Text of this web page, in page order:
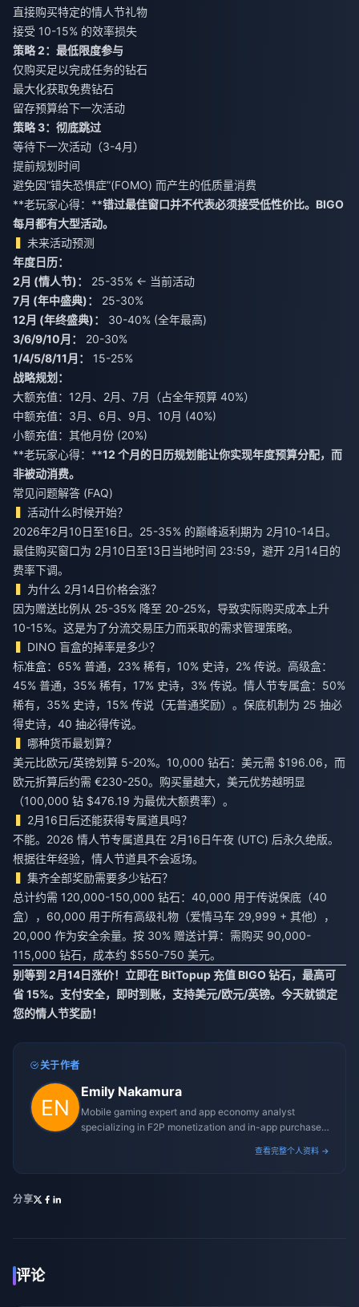
直接购买特定的情人节礼物
接受 10-15% 的效率损失
策略 2：最低限度参与
仅购买足以完成任务的钻石
最大化获取免费钻石
留存预算给下一次活动
策略 3：彻底跳过
等待下一次活动（3-4月）
提前规划时间
避免因“错失恐惧症”(FOMO) 而产生的低质量消费
**老玩家心得：**错过最佳窗口并不代表必须接受低性价比。BIGO
每月都有大型活动。
未来活动预测
年度日历：
2月 (情人节)：
25-35% ← 当前活动
7月 (年中盛典)：
25-30%
12月 (年终盛典)：
30-40% (全年最高)
3/6/9/10月：
20-30%
1/4/5/8/11月：
15-25%
战略规划：
大额充值：12月、2月、7月（占全年预算 40%）
中额充值：3月、6月、9月、10月 (40%)
小额充值：其他月份 (20%)
**老玩家心得：**12 个月的日历规划能让你实现年度预算分配，而
非被动消费。
常见问题解答 (FAQ)
活动什么时候开始？
2026年2月10日至16日。25-35% 的巅峰返利期为 2月10-14日。
最佳购买窗口为 2月10日至13日当地时间 23:59，避开 2月14日的
费率下调。
为什么 2月14日价格会涨？
因为赠送比例从 25-35% 降至 20-25%，导致实际购买成本上升
10-15%。这是为了分流交易压力而采取的需求管理策略。
DINO 盲盒的掉率是多少？
标准盒：65% 普通，23% 稀有，10% 史诗，2% 传说。高级盒：
45% 普通，35% 稀有，17% 史诗，3% 传说。情人节专属盒：50%
稀有，35% 史诗，15% 传说（无普通奖励）。保底机制为 25 抽必
得史诗，40 抽必得传说。
哪种货币最划算？
美元比欧元/英镑划算 5-20%。10,000 钻石：美元需 $196.06，而
欧元折算后约需 €230-250。购买量越大，美元优势越明显
（100,000 钻 $476.19 为最优大额费率）。
2月16日后还能获得专属道具吗？
不能。2026 情人节专属道具在 2月16日午夜 (UTC) 后永久绝版。
根据往年经验，情人节道具不会返场。
集齐全部奖励需要多少钻石？
总计约需 120,000-150,000 钻石：40,000 用于传说保底（40
盒），60,000 用于所有高级礼物（爱情马车 29,999 + 其他），
20,000 作为安全余量。按 30% 赠送计算：需购买 90,000-
115,000 钻石，成本约 $550-750 美元。
别等到 2月14日涨价！立即在 BitTopup 充值 BIGO 钻石，最高可
省 15%。支付安全，即时到账，支持美元/欧元/英镑。今天就锁定
您的情人节奖励！
关于作者
Emily Nakamura
Mobile gaming expert and app economy analyst
specializing in F2P monetization and in-app purchase
查看完整个人资料 →
分享
评论